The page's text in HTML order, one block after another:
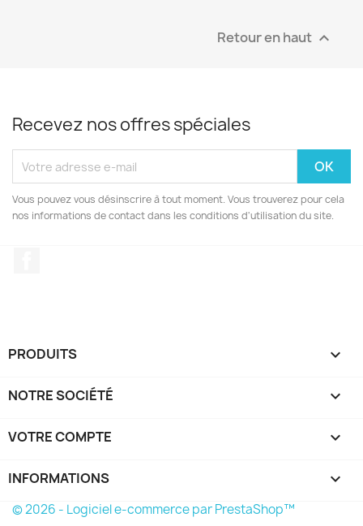
Retour en haut 
Recevez nos offres spéciales
Vous pouvez vous désinscrire à tout moment. Vous trouverez pour cela
nos informations de contact dans les conditions d'utilisation du site.
PRODUITS 
NOTRE SOCIÉTÉ 
VOTRE COMPTE 
INFORMATIONS keyboard_arrow_down
© 2026 - Logiciel e-commerce par PrestaShop™